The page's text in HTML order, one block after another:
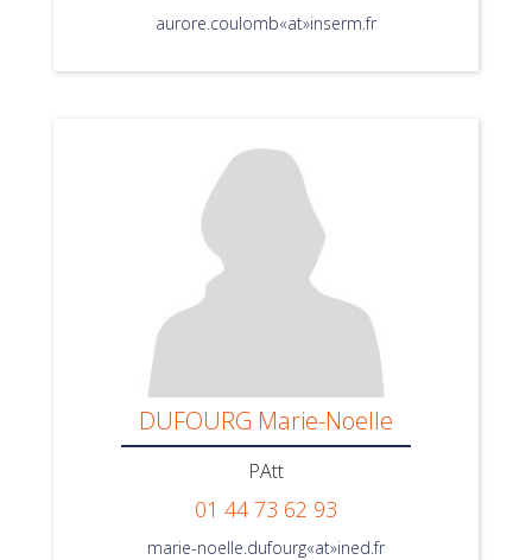
aurore.coulomb«at»inserm.fr
DUFOURG Marie-Noelle
PAtt
01 44 73 62 93
marie-noelle.dufourg«at»ined.fr